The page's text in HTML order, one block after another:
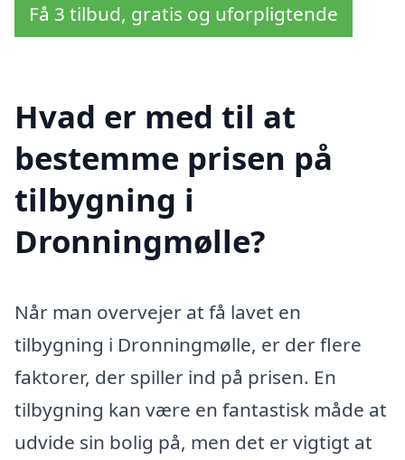
Få 3 tilbud, gratis og uforpligtende
Hvad er med til at
bestemme prisen på
tilbygning i
Dronningmølle?
Når man overvejer at få lavet en
tilbygning i Dronningmølle, er der flere
faktorer, der spiller ind på prisen. En
tilbygning kan være en fantastisk måde at
udvide sin bolig på, men det er vigtigt at